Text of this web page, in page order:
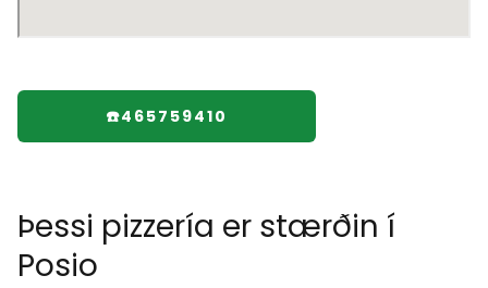
☎️465759410
Þessi pizzería er stærðin í
Posio